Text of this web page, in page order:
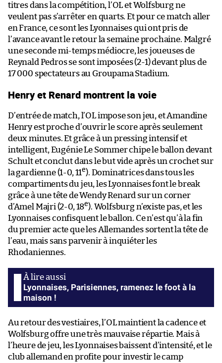
titres dans la compétition, l’OL et Wolfsburg ne
veulent pas s’arrêter en quarts. Et pour ce match aller
en France, ce sont les Lyonnaises qui ont pris de
l’avance avant le retour la semaine prochaine. Malgré
une seconde mi-temps médiocre, les joueuses de
Reynald Pedros se sont imposées (2-1) devant plus de
17 000 spectateurs au Groupama Stadium.
Henry et Renard montrent la voie
D’entrée de match, l’OL impose son jeu, et Amandine
Henry est proche d’ouvrir le score après seulement
deux minutes. Et grâce à un pressing intensif et
intelligent, Eugénie Le Sommer chipe le ballon devant
Schult et conclut dans le but vide après un crochet sur
la gardienne (1-0, 11e). Dominatrices dans tous les
compartiments du jeu, les Lyonnaises font le break
grâce à une tête de Wendy Renard sur un corner
d’Amel Majri (2-0, 18e). Wolfsburg n’existe pas, et les
Lyonnaises confisquent le ballon. Ce n’est qu’à la fin
du premier acte que les Allemandes sortent la tête de
l’eau, mais sans parvenir à inquiéter les
Rhodaniennes.
Lyonnaises, Parisiennes, ramenez le foot à la
maison !
Au retour des vestiaires, l’OL maintient la cadence et
Wolfsburg offre une très mauvaise répartie. Mais à
l’heure de jeu, les Lyonnaises baissent d’intensité, et le
club allemand en profite pour investir le camp